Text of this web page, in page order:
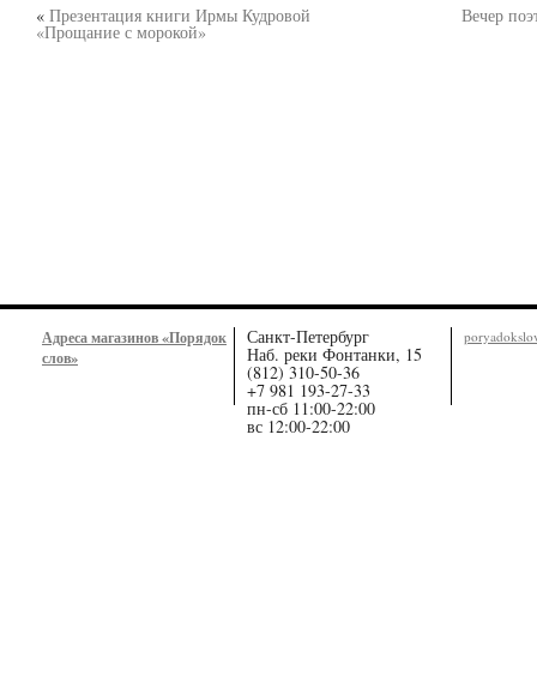
« Презентация книги Ирмы Кудровой
«Прощание с морокой»
Вечер
Адреса магазинов «Порядок
слов»
Санкт-Петербург
Наб. реки Фонтанки, 15
(812) 310-50-36
+7 981 193-27-33
пн-сб 11:00-22:00
вс 12:00-22:00